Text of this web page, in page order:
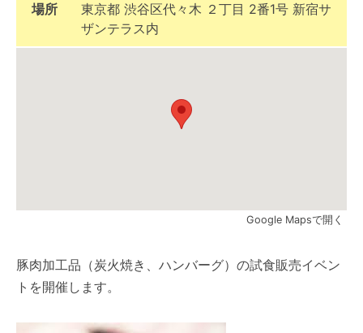
場所
東京都 渋谷区代々木 ２丁目 2番1号 新宿サ
ザンテラス内
Google Mapsで開く
豚肉加工品（炭火焼き、ハンバーグ）の試食販売イベン
トを開催します。